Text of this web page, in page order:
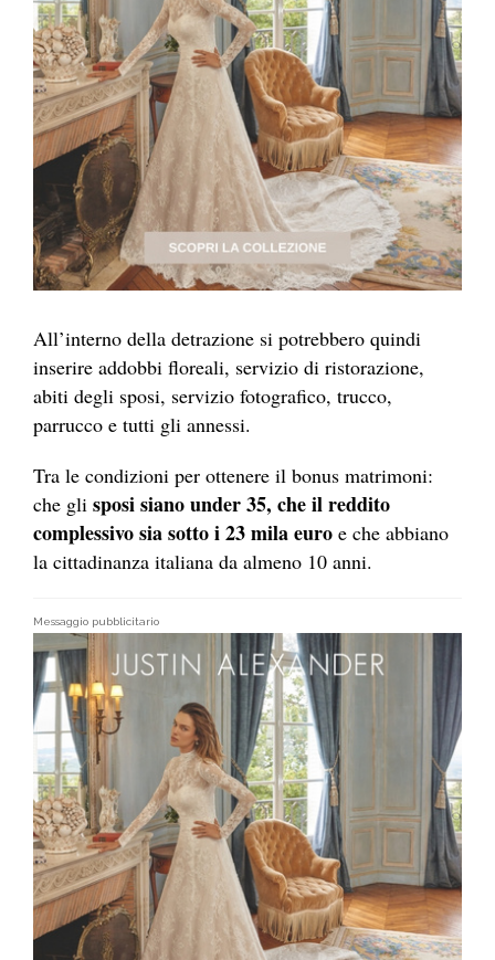
All’interno della detrazione si potrebbero quindi
inserire addobbi floreali, servizio di ristorazione,
abiti degli sposi, servizio fotografico, trucco,
parrucco e tutti gli annessi.
Tra le condizioni per ottenere il bonus matrimoni:
che gli sposi siano under 35, che il reddito
complessivo sia sotto i 23 mila euro e che abbiano
la cittadinanza italiana da almeno 10 anni.
Messaggio pubblicitario